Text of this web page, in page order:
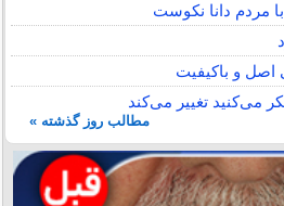
مردم دانا نكوست
اصل و باکیفیت
می‌کنید تغییر می‌کند
مطالب روز گذشته »